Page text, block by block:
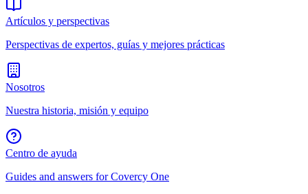
Artículos y perspectivas
Perspectivas de expertos, guías y mejores prácticas
Nosotros
Nuestra historia, misión y equipo
Centro de ayuda
Guides and answers for Covercy One